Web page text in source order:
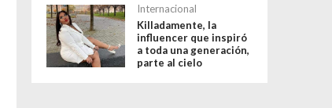
Internacional
Killadamente, la
influencer que inspiró
a toda una generación,
parte al cielo